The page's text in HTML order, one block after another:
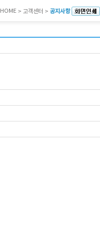
HOME > 고객센터 > 공지사항